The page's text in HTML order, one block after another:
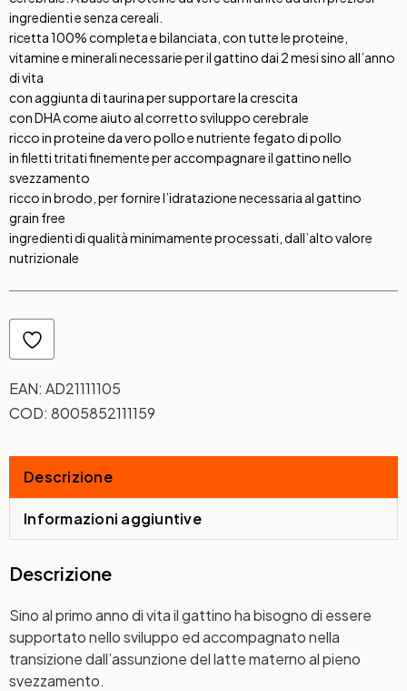
ingredienti e senza cereali.
ricetta 100% completa e bilanciata, con tutte le proteine,
vitamine e minerali necessarie per il gattino dai 2 mesi sino all’anno
di vita
con aggiunta di taurina per supportare la crescita
con DHA come aiuto al corretto sviluppo cerebrale
ricco in proteine da vero pollo e nutriente fegato di pollo
in filetti tritati finemente per accompagnare il gattino nello
svezzamento
ricco in brodo, per fornire l’idratazione necessaria al gattino
grain free
ingredienti di qualità minimamente processati, dall’alto valore
nutrizionale
EAN: AD21111105
COD: 8005852111159
Descrizione
Informazioni aggiuntive
Descrizione
Sino al primo anno di vita il gattino ha bisogno di essere
supportato nello sviluppo ed accompagnato nella
transizione dall’assunzione del latte materno al pieno
svezzamento.